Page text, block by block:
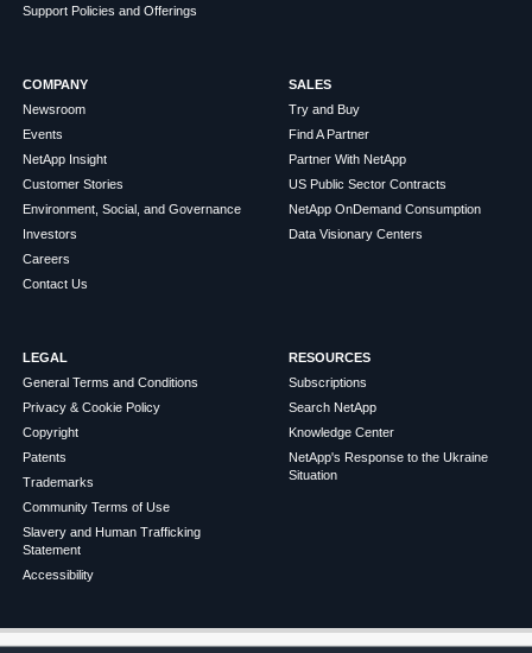
Support Policies and Offerings
COMPANY
Newsroom
Events
NetApp Insight
Customer Stories
Environment, Social, and Governance
Investors
Careers
Contact Us
SALES
Try and Buy
Find A Partner
Partner With NetApp
US Public Sector Contracts
NetApp OnDemand Consumption
Data Visionary Centers
LEGAL
General Terms and Conditions
Privacy & Cookie Policy
Copyright
Patents
Trademarks
Community Terms of Use
Slavery and Human Trafficking
Statement
Accessibility
RESOURCES
Subscriptions
Search NetApp
Knowledge Center
NetApp's Response to the Ukraine
Situation